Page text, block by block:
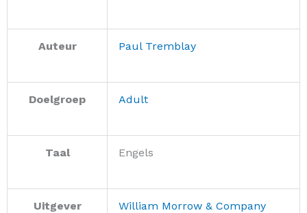
Auteur Paul Tremblay
Doelgroep Adult
Taal Engels
Uitgever William Morrow & Company